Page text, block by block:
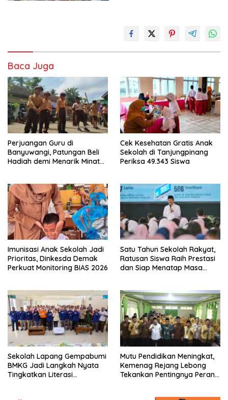
Baca Juga
Perjuangan Guru di
Banyuwangi, Patungan Beli
Hadiah demi Menarik Minat
Cek Kesehatan Gratis Anak
Sekolah di Tanjungpinang
Periksa 49.343 Siswa
Imunisasi Anak Sekolah Jadi
Prioritas, Dinkesda Demak
Perkuat Monitoring BIAS 2026
Satu Tahun Sekolah Rakyat,
Ratusan Siswa Raih Prestasi
dan Siap Menatap Masa
Sekolah Lapang Gempabumi
BMKG Jadi Langkah Nyata
Tingkatkan Literasi
Mutu Pendidikan Meningkat,
Kemenag Rejang Lebong
Tekankan Pentingnya Peran